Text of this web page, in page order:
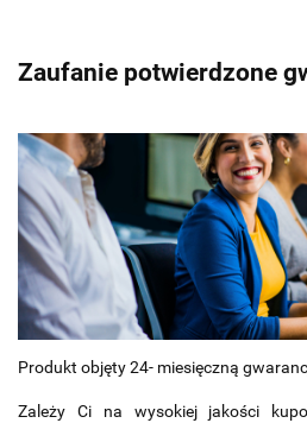
Zaufanie potwierdzone
Produkt objęty 24- miesięczną
Zależy Ci na wysokiej jakości